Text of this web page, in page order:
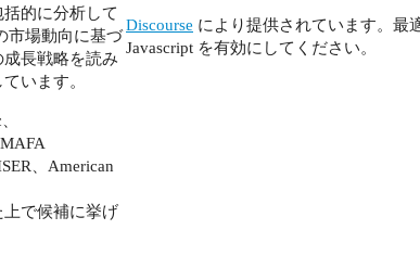
的に分析して
市場動向に基づ
長戦略を読み
います。
、American
上で候補に挙げ
Discourse により提供されています。最
Javascript を有効にしてください。